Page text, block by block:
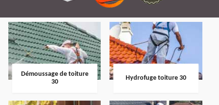
Démoussage de toiture
30
Hydrofuge toiture 30